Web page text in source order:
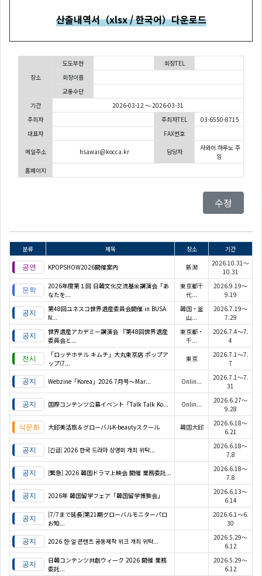
산출내역서（xlsx / 한국어）다운로드
장소
도도부현
회장TEL
회장이름
교통수단
기간
2026-03-12 ～ 2026-03-31
주최자
주최자TEL
03-6550-8715
대표자
FAX번호
메일주소 hsawai@kocca.kr 담당자
사와이 하루노 주
임
홈페이지
수정
분류 제목 장소 기간
KPOPSHOW2026開催案内 新潟
2026.10.31～
10.31
2026年度第１回 日韓文化交流基金講演会「あ
なたを...
東京都千
代...
2026.9.19～
9.19
第48回ユネスコ世界遺産委員会開催 in BUSA
N...
韓国・釜
山...
2026.7.19～
7.29
世界遺産アカデミー講演会 『第48回世界遺産
委員会と...
東京都・
千...
2026.7.4～7.
4
「ロッテホテル キムチ」大丸東京店 ポップア
ップ(7...
東京
2026.7.1～7.
7
Webzine「Korea」2026 7月号～Mar... Onlin...
2026.7.1～7.
31
国際コンテンツ公募イベント「Talk Talk Ko... Onlin...
2026.6.27～
9.28
大邱美活旅＆グローバルK-beautyスクール 韓国大邱
2026.6.18～
6.21
[긴급] 2026 한국 드라마 상영회 개최 위탁...
2026.6.18～
7.8
[緊急] 2026 韓国ドラマ上映会 開催 業務委託...
2026.6.18～
7.8
2026年 韓国留学フェア「韓国留学博覧会」
2026.6.13～
6.14
[7/7まで延長]第21期グローバルモニターパロ
お知...
2026.6.1～6.
30
2026 한·일 콘텐츠 공동제작 위크 개최 위탁...
2026.5.29～
6.12
日韓コンテンツ共創ウィーク 2026 開催 業務
委託...
2026.5.29～
6.12